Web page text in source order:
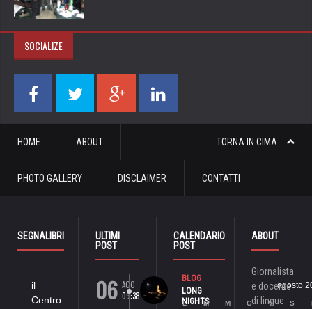
SOCIALIZE
TORNA IN CIMA
HOME ABOUT
PHOTO GALLERY DISCLAIMER CONTATTI
SEGNALIBRI
il
Centro
ULTIMI
POST
06 AGO
09:38
BLOG
LONG
NIGHTS
CALENDARIO
POST
agosto
L M M G V S
ABOUT
Giornalista
e docente
di lingue